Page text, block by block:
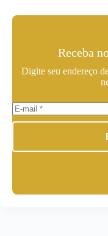
Receba
Digite seu endereço